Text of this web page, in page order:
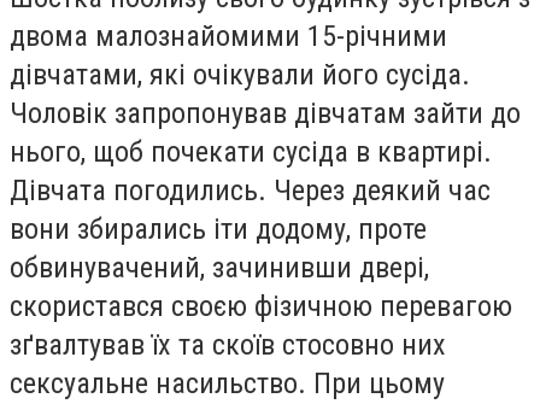
двома малознайомими 15-річними
дівчатами, які очікували його сусіда.
Чоловік запропонував дівчатам зайти до
нього, щоб почекати сусіда в квартирі.
Дівчата погодились. Через деякий час
вони збирались іти додому, проте
обвинувачений, зачинивши двері,
скористався своєю фізичною перевагою
зґвалтував їх та скоїв стосовно них
сексуальне насильство. При цьому